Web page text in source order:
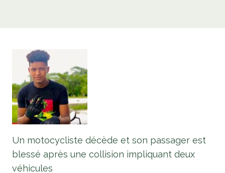
Un motocycliste décède et son passager est
blessé après une collision impliquant deux
véhicules